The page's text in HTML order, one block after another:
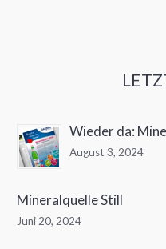
Wieder da:
August 3, 2024
Mineralquelle Still
Juni 20, 2024